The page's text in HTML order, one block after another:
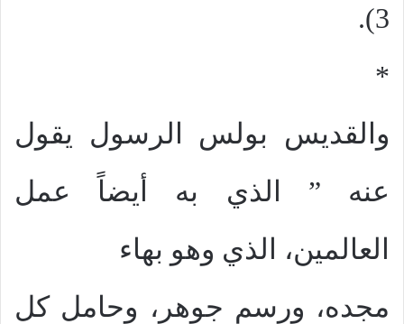
3).
*
والقديس بولس الرسول يقول
عنه ” الذي به أيضاً عمل
العالمين، الذي وهو بهاء
مجده، ورسم جوهر، وحامل كل